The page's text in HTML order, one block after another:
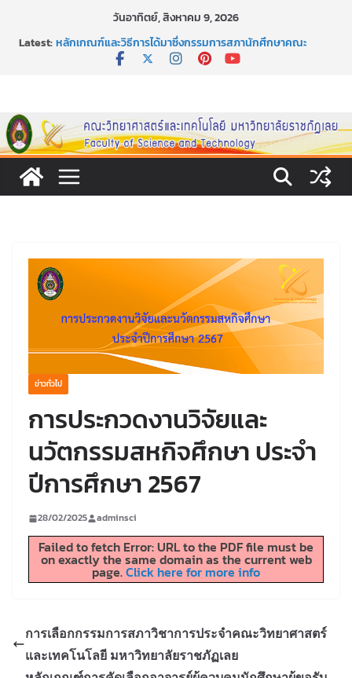
วันอาทิตย์, สิงหาคม 9, 2026
Latest:
กิจกรรมการให้บริการคำปรึกษาและการมีส่วนร่วมในการดำเนิน
งานของคณะวิทยาศาสตร์และเทคโนโลยี
หลักเกณฑ์และวิธีการได้มาซึ่งกรรมการสภานักศึกษาคณะ
ขอเชิญชวนประชาชนทุกคน ร่วมลงนามออนไลน์ “ลด ละ เลิก
เหล้า” ประจำปี พ.ศ. 2569
ประกาศสัปดาห์วิทยาศาสตร์แห่งชาติ ประจำปี 2569
ข่าวทั่วไป
การประกวดงานวิจัยและ
นวัตกรรมสหกิจศึกษา ประจำ
ปีการศึกษา 2567
28/02/2025 adminsci
Failed to fetch Error: URL to the PDF file must be
on exactly the same domain as the current web
page.Click here for more info
การเลือกกรรมการสภาวิชาการประจำคณะวิทยาศาสตร์
และเทคโนโลยี มหาวิทยาลัยราชภัฏเลย